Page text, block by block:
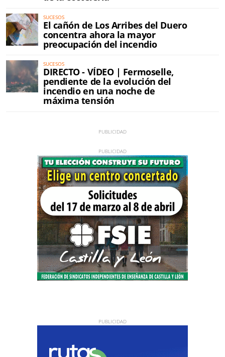
SUCESOS
El cañón de Los Arribes del Duero
concentra ahora la mayor
preocupación del incendio
SUCESOS
DIRECTO - VÍDEO | Fermoselle,
pendiente de la evolución del
incendio en una noche de
máxima tensión